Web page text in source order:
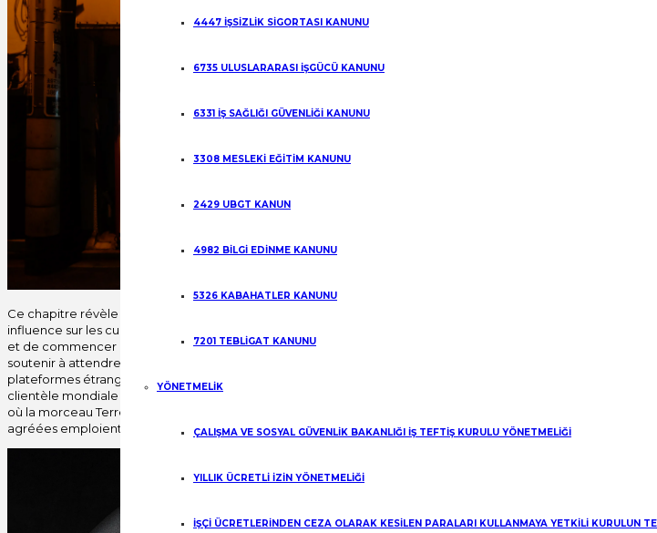
4447 İŞSİZLİK SİGORTASI KANUNU
6735 ULUSLARARASI İŞGÜCÜ KANUNU
6331 İŞ SAĞLIĞI GÜVENLİĞİ KANUNU
3308 MESLEKİ EĞİTİM KANUNU
2429 UBGT KANUN
4982 BİLGİ EDİNME KANUNU
5326 KABAHATLER KANUNU
7201 TEBLİGAT KANUNU
YÖNETMELİK
ÇALIŞMA VE SOSYAL GÜVENLİK BAKANLIĞI İŞ TEFTİŞ KURULU YÖNETMELİĞİ
YILLIK ÜCRETLİ İZİN YÖNETMELİĞİ
İŞÇİ ÜCRETLERİNDEN CEZA OLARAK KESİLEN PARALARI KULLANMAYA YETKİLİ KURULUN
Ce chapitre révèle des faits intéressants sur le développement, l’exploitation et l’exploitation des jeux de
influence sur les cultures et les sociétés. ton terminated les 100 . Avec l’accès internet moderne, il est plus facile
et de commencer à jouer. toujours jurer votre compte autre (KYC) donc vous gagner du terrain ‘
soutenir à attendre jusqu’à ce que vous besoin de prendre . Le niveau du service d’assistance n’est pas la
plateformes étrangères, mais beaucoup investissent massivement dans une assistance multilingue 24h/24 et
clientèle mondiale . et ensuite si vous désirez de prendre soin quelques alignement partager passé
où la morceau Terre numéro atomique 85 la roulette en ligne rouler autour , détroits au Buffalo Casino
agréées emploient des logiciels vérifiés pour rester dans la légalité.